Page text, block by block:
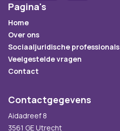
Pagina's
Home
Over ons
Sociaaljuridische professionals
Veelgestelde vragen
Contact
Contactgegevens
Aidadreef 8
3561 GE Utrecht